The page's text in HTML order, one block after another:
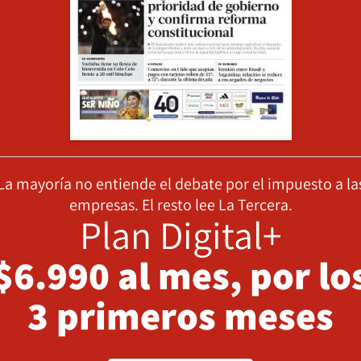
mayoría no entiende el debate por el impuesto a
empresas. El resto lee La Tercera.
Plan Digital+
al mes, por
3 primeros meses